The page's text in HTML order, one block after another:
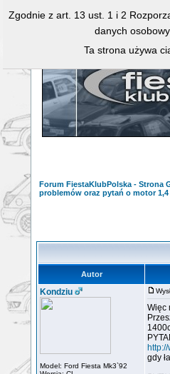
Forum FiestaKlubPolska - Strona
problemów oraz pytań o motor 1,4
Autor
Kondziu
Model: Ford Fiesta Mk3`92
Więc
gdy
Zgodnie z art. 13 ust. 1 i 2
danych
Ta strona używa